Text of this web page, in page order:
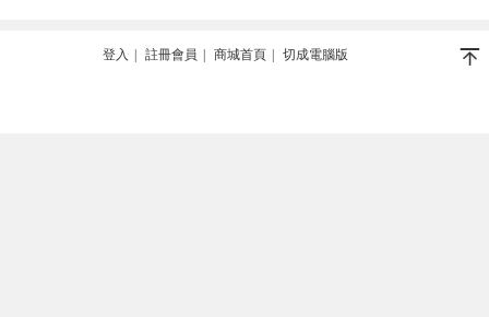
登入 註冊會員 商城首頁 切成電腦版 󰄬